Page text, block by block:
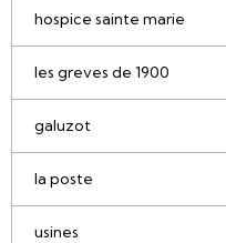
hospice sainte marie
les greves de 1900
galuzot
la poste
usines